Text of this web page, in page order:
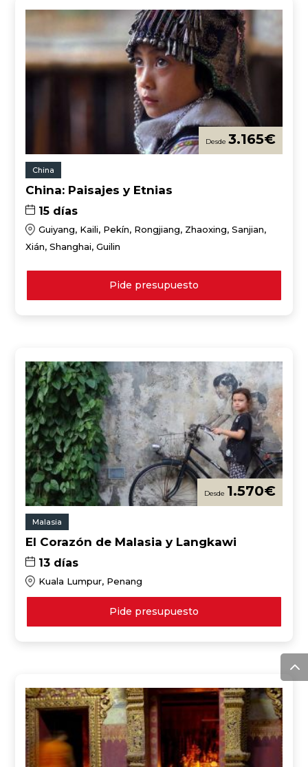
3.165€
China
China: Paisajes y Etnias
15 días
Guiyang, Kaili, Pekín, Rongjiang, Zhaoxing, Sanjian,
Xián, Shanghai, Guilin
Pide presupuesto
1.570€
Malasia
El Corazón de Malasia y Langkawi
13 días
Kuala Lumpur, Penang
Pide presupuesto